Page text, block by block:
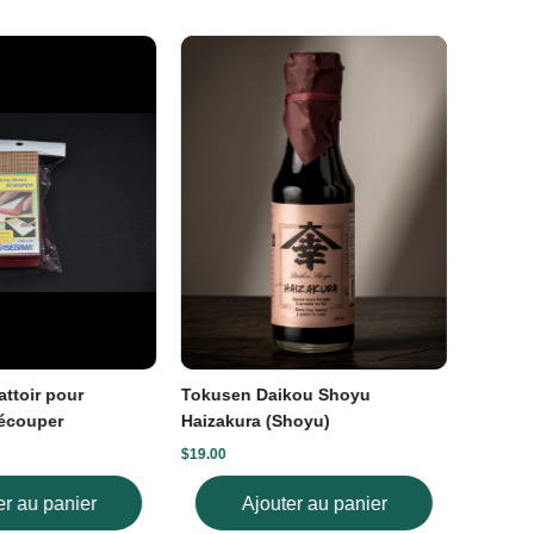
pour
au panier
Tokusen Daikou Shoyu
Haizakura (Shoyu)
$19.00
Ajouter au panier
h à 17 h).
heures